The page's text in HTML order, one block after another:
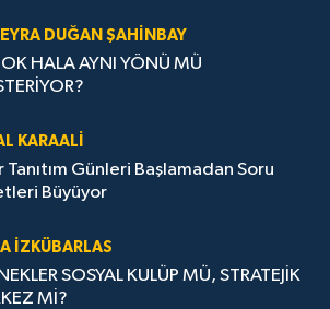
DUĞAN ŞAHINBAY
OK HALA AYNI YÖNÜ MÜ
KARAALİ
Tanıtım Günleri Başlamadan Soru
Büyüyor
İZKÜBARLAS
SOSYAL KULÜP MÜ, STRATEJİK
Mİ?